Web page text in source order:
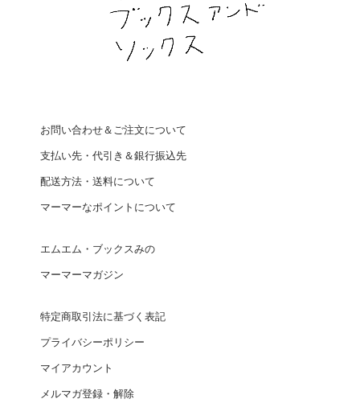
お問い合わせ＆ご注文について
支払い先・代引き＆銀行振込先
配送方法・送料について
マーマーなポイントについて
エムエム・ブックスみの
マーマーマガジン
特定商取引法に基づく表記
プライバシーポリシー
マイアカウント
メルマガ登録・解除